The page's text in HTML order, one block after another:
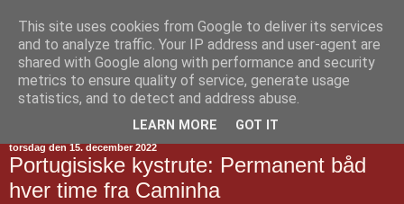
Jakobsvejen
torsdag den 15. december 2022
Portugisiske kystrute: Permanent båd
hver time fra Caminha
This site uses cookies from Google to deliver its services
and to analyze traffic. Your IP address and user-agent are
shared with Google along with performance and security
metrics to ensure quality of service, generate usage
statistics, and to detect and address abuse.
LEARN MORE GOT IT